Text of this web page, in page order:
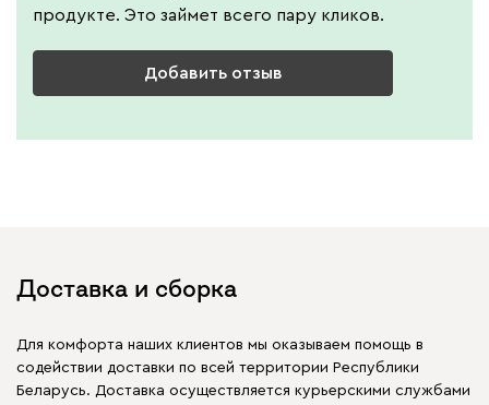
продукте. Это займет всего пару кликов.
Добавить отзыв
Доставка и сборка
Для комфорта наших клиентов мы оказываем помощь в
содействии доставки по всей территории Республики
Беларусь. Доставка осуществляется курьерскими службами